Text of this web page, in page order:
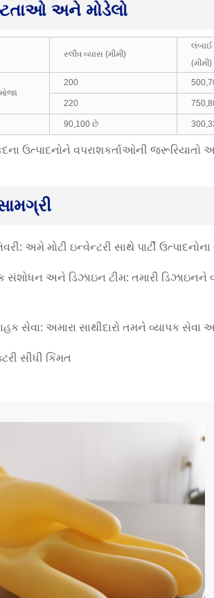
અને મોડેલો
સ્લીવ વ્યાસ (મીમી)
લંબાઈ
(મીમી)
200
220
90,100 છે
ઉત્પાદનોને વપરાશકર્તાઓની
અમે મોટી ઇન્વેન્ટરી સાથે પાર્ટી
સંશોધન અને ડિઝાઇન ટીમ: તમારી ડિઝાઇનને
સેવા: અમારા સાથીદારો તમને વ્યાપક
સીધી કિંમત